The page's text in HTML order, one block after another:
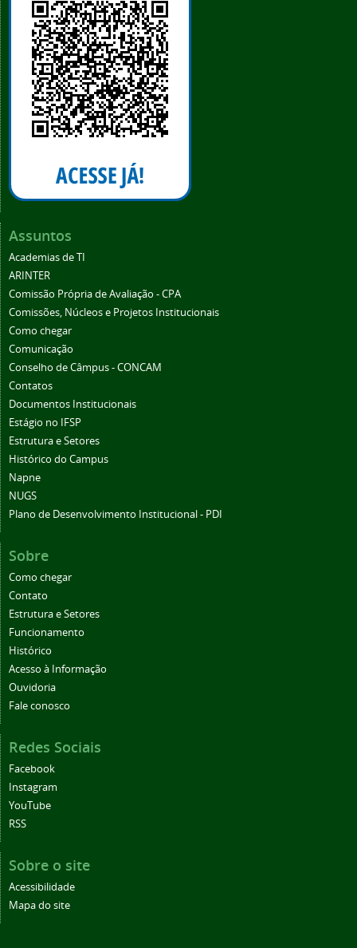
Assuntos
Academias de TI
ARINTER
Comissão Própria de Avaliação - CPA
Comissões, Núcleos e Projetos Institucionais
Como chegar
Comunicação
Conselho de Câmpus - CONCAM
Contatos
Documentos Institucionais
Estágio no IFSP
Estrutura e Setores
Histórico do Campus
Napne
NUGS
Plano de Desenvolvimento Institucional - PDI
Sobre
Como chegar
Contato
Estrutura e Setores
Funcionamento
Histórico
Acesso à Informação
Ouvidoria
Fale conosco
Redes Sociais
Facebook
Instagram
YouTube
RSS
Sobre o site
Acessibilidade
Mapa do site